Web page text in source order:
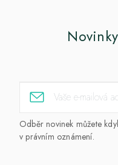
Odběr novinek můžete
v právním oznámení.